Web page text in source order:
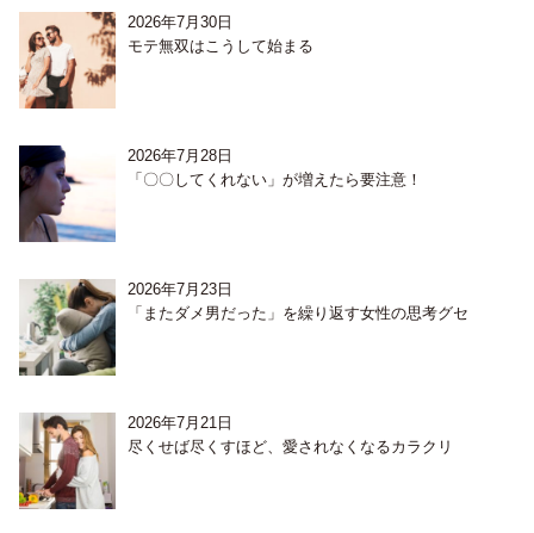
2026年7月30日
モテ無双はこうして始まる
2026年7月28日
「〇〇してくれない」が増えたら要注意！
2026年7月23日
「またダメ男だった」を繰り返す女性の思考グセ
2026年7月21日
尽くせば尽くすほど、愛されなくなるカラクリ